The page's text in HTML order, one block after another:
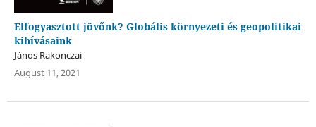
Elfogyasztott jövőnk? Globális környezeti és geopolitikai
kihívásaink
János Rakonczai
August 11, 2021